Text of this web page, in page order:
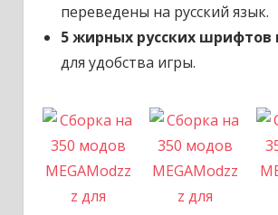
переведены на русский язык.
5 жирных русских шрифтов
для удобства игры.